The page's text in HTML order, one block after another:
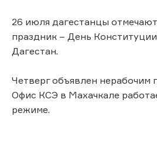
26 июля дагестанцы
праздник – День
Дагестан.
Четверг объявлен нерабочим
Офис КСЭ в Махачкале
режиме.